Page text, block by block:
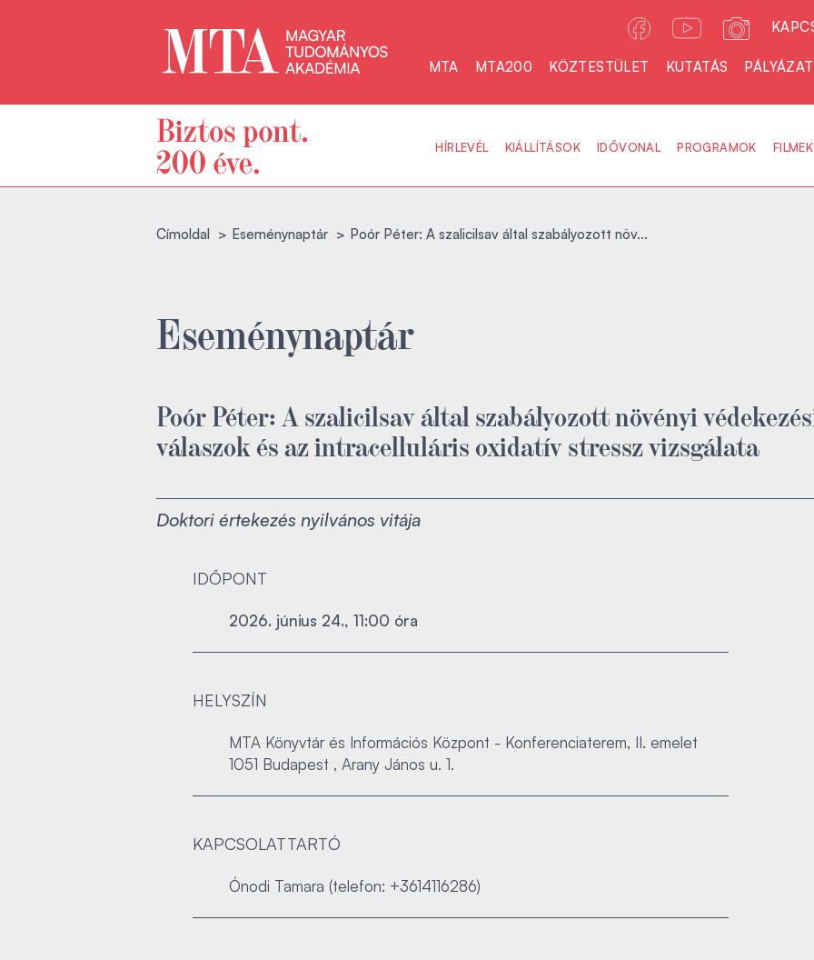
MTA MTA200 KÖZTESTÜLET KUTATÁS
HÍRLEVÉL KIÁLLÍTÁSOK IDŐVONAL PROGRAMOK FILMEK
Címoldal Eseménynaptár Poór Péter: A szalicilsav által szabályozott növ...
Eseménynaptár
Poór Péter: A szalicilsav által szabályozott növényi
válaszok és az intracelluláris oxidatív stressz vizsgálata
Doktori értekezés nyilvános vitája
IDŐPONT
2026. június 24., 11:00 óra
HELYSZÍN
MTA Könyvtár és Információs Központ - Konferenciaterem, II. emelet
1051 Budapest , Arany János u. 1.
KAPCSOLATTARTÓ
Ónodi Tamara (telefon: +3614116286)